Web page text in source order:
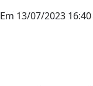
Em 13/07/2023 16:40